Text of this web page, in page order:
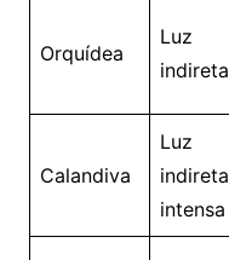
Orquídea
Luz
indireta
Calandiva
Luz
indireta
intensa